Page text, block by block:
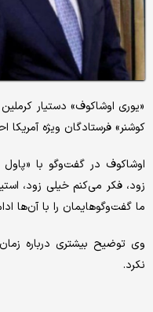
«یوری اوشاکوف» دستیار
کوشنر» فرستادگان ویژه آمریکا
اوشاکوف در گفت‌وگو با «پاول
زود، فکر می‌کنم خیلی زود،
ما گفت‌وگوهایمان را با آن‌ها
وی توضیح بیشتری درباره
نکرد.